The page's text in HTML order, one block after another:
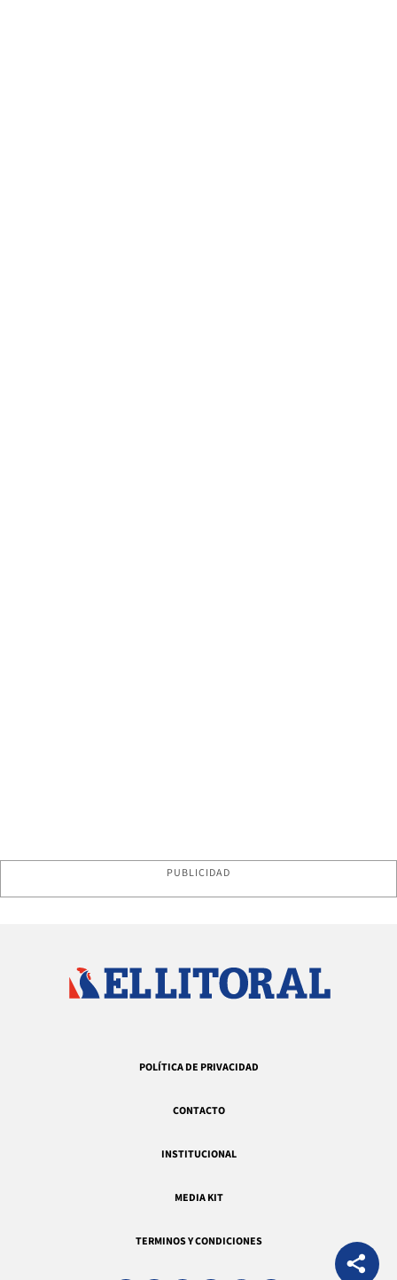
PUBLICIDAD
POLÍTICA DE PRIVACIDAD
CONTACTO
INSTITUCIONAL
MEDIA KIT
TERMINOS Y CONDICIONES